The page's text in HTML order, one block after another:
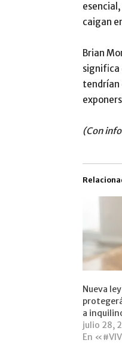
caigan
Brian
significa
tendrían
(Con
Nueva
a
julio 28,
En